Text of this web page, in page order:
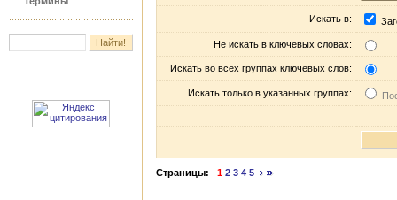
Искать в:
Не искать в ключевых словах:
Искать во всех группах ключевых слов:
Искать только в указанных группах:
Страницы: 1 2 3 4 5